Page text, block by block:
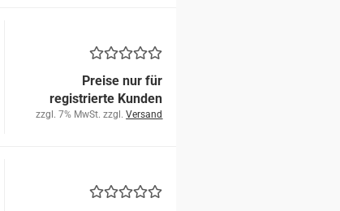
Preise nur für
registrierte Kunden
zzgl. 7% MwSt. zzgl.Versand